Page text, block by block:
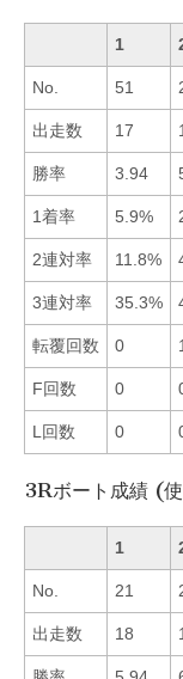
1
No. 51
出走数 17
勝率 3.94
1着率 5.9%
2連対率 11.8%
3連対率 35.3%
転覆回数 0
F回数 0
L回数 0
3Rボート成績 (
1
No. 21
出走数 18